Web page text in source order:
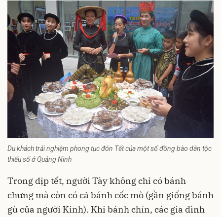
Du khách trải nghiệm phong tục đón Tết của một số đồng bào dân tộc
thiểu số ở Quảng Ninh
Trong dịp tết, người Tày không chỉ có bánh
chưng mà còn có cả bánh cốc mò (gần giống bánh
gù của người Kinh). Khi bánh chín, các gia đình